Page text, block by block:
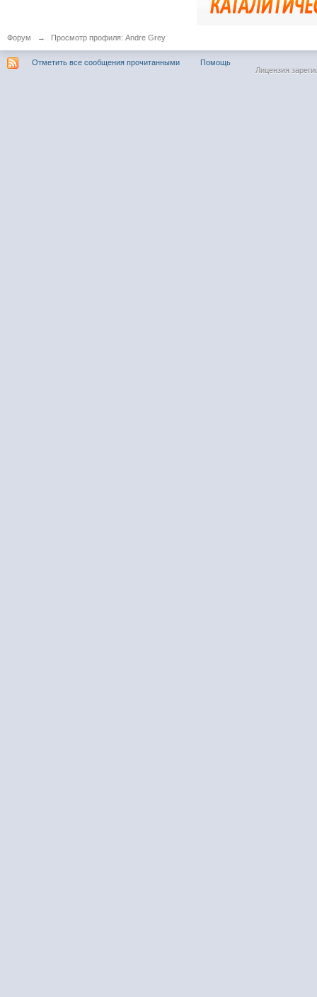
Форум → Просмотр профиля: Andre Grey
Отметить все сообщения прочитанными
Помощь
Лицензия